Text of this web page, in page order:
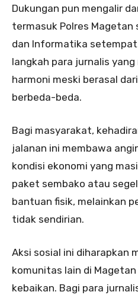
Dukungan pun mengalir
termasuk Polres Magetan
dan Informatika
langkah para jurnalis
harmoni meski berasal
berbeda-beda.
Bagi masyarakat,
jalanan ini membawa
kondisi ekonomi yang
paket sembako atau
bantuan fisik, melainkan
tidak sendirian.
Aksi sosial ini diharapkan
komunitas lain di
kebaikan. Bagi para